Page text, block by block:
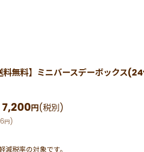
料無料】ミニバースデーボックス
7,200円(税別)
円)
減税率の対象です。